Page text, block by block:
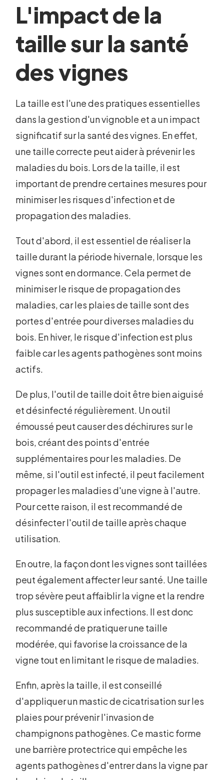
L'impact de la
taille sur la santé
des vignes
La taille est l'une des pratiques essentielles
dans la gestion d'un vignoble et a un impact
significatif sur la santé des vignes. En effet,
une taille correcte peut aider à prévenir les
maladies du bois. Lors de la taille, il est
important de prendre certaines mesures pour
minimiser les risques d'infection et de
propagation des maladies.
Tout d'abord, il est essentiel de réaliser la
taille durant la période hivernale, lorsque les
vignes sont en dormance. Cela permet de
minimiser le risque de propagation des
maladies, car les plaies de taille sont des
portes d'entrée pour diverses maladies du
bois. En hiver, le risque d'infection est plus
faible car les agents pathogènes sont moins
actifs.
De plus, l'outil de taille doit être bien aiguisé
et désinfecté régulièrement. Un outil
émoussé peut causer des déchirures sur le
bois, créant des points d'entrée
supplémentaires pour les maladies. De
même, si l'outil est infecté, il peut facilement
propager les maladies d'une vigne à l'autre.
Pour cette raison, il est recommandé de
désinfecter l'outil de taille après chaque
utilisation.
En outre, la façon dont les vignes sont taillées
peut également affecter leur santé. Une taille
trop sévère peut affaiblir la vigne et la rendre
plus susceptible aux infections. Il est donc
recommandé de pratiquer une taille
modérée, qui favorise la croissance de la
vigne tout en limitant le risque de maladies.
Enfin, après la taille, il est conseillé
d'appliquer un mastic de cicatrisation sur les
plaies pour prévenir l'invasion de
champignons pathogènes. Ce mastic forme
une barrière protectrice qui empêche les
agents pathogènes d'entrer dans la vigne par